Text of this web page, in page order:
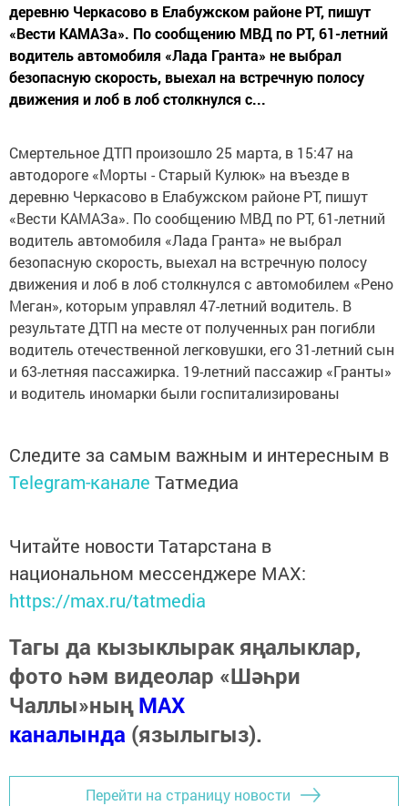
деревню Черкасово в Елабужском районе РТ, пишут
«Вести КАМАЗа». По сообщению МВД по РТ, 61-летний
водитель автомобиля «Лада Гранта» не выбрал
безопасную скорость, выехал на встречную полосу
движения и лоб в лоб столкнулся с...
Смертельное ДТП произошло 25 марта, в 15:47 на
автодороге «Морты - Старый Кулюк» на въезде в
деревню Черкасово в Елабужском районе РТ, пишут
«Вести КАМАЗа». По сообщению МВД по РТ, 61-летний
водитель автомобиля «Лада Гранта» не выбрал
безопасную скорость, выехал на встречную полосу
движения и лоб в лоб столкнулся с автомобилем «Рено
Меган», которым управлял 47-летний водитель. В
результате ДТП на месте от полученных ран погибли
водитель отечественной легковушки, его 31-летний сын
и 63-летняя пассажирка. 19-летний пассажир «Гранты»
и водитель иномарки были госпитализированы
Следите за самым важным и интересным в
Telegram-канале Татмедиа
Читайте новости Татарстана в
национальном мессенджере MАХ:
https://max.ru/tatmedia
Тагы да кызыклырак яңалыклар,
фото һәм видеолар «Шәһри
Чаллы»ныңMAX
каналында (язылыгыз).
Перейти на страницу новости